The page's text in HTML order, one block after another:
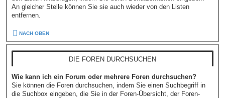
An gleicher Stelle können Sie sie auch wieder von den Listen
entfernen.
NACH OBEN
DIE FOREN DURCHSUCHEN
Wie kann ich ein Forum oder mehrere Foren durchsuchen?
Sie können die Foren durchsuchen, indem Sie einen Suchbegriff in
die Suchbox eingeben, die Sie in der Foren-Übersicht, der Foren-